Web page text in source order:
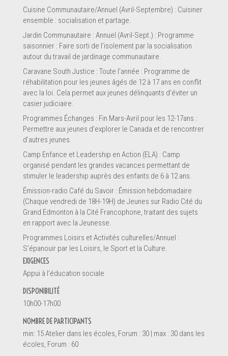
En soumettant ce formulaire, vous envoyez un message
directement au pourvoyeur de service de ce profil. Les informations
soumises sont complètes et permettront au pourvoyeur de
comprendre votre demande.
SOUMETTRE LE FORMULAIRE
Cuisine Communautaire/Annuel (Avril-Septembre) : Cuisiner
ensemble : socialisation et partage.
Jardin Communautaire : Annuel (Avril-Sept.) : Programme
saisonnier : Faire sorti de l’isolement par la socialisation
autour du travail de jardinage communautaire.
Caravane South Justice : Toute l’année : Programme de
réhabilitation pour les jeunes âgés de 12 à 17 ans en conflit
avec la loi. Cela permet aux jeunes délinquants d’éviter un
casier judiciaire.
Programmes Échanges : Fin Mars-Avril pour les 12-17ans :
Permettre aux jeunes d’explorer le Canada et de rencontrer
d’autres jeunes.
Camp Enfance et Leadership en Action (ELA) : Camp
organisé pendant les grandes vacances permettant de
stimuler le leadership auprès des enfants de 6 à 12 ans.
Émission-radio Café du Savoir : Émission hebdomadaire
(Chaque vendredi de 18H-19H) de Jeunes sur Radio Cité du
Grand Edmonton à la Cité Francophone, traitant des sujets
en rapport avec la Jeunesse.
Programmes Loisirs et Activités culturelles/Annuel :
S’épanouir par les Loisirs, le Sport et la Culture.
EXIGENCES
Appui à l’éducation sociale
DISPONIBILITÉ
10h00-17h00
NOMBRE DE PARTICIPANTS
min: 15 Atelier dans les écoles, Forum : 30 | max : 30 dans les
écoles, Forum : 60